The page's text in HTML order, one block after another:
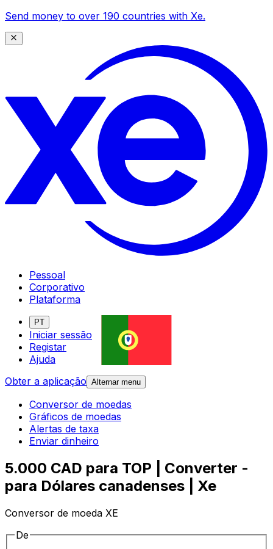
Send money to over 190 countries with Xe.
Pessoal
Corporativo
Plataforma
PT
Iniciar sessão
Registar
Ajuda
Obter a aplicação Alternar menu
Conversor de moedas
Gráficos de moedas
Alertas de taxa
Enviar dinheiro
5.000 CAD para TOP | Converter -
para Dólares canadenses | Xe
Conversor de moeda XE
De